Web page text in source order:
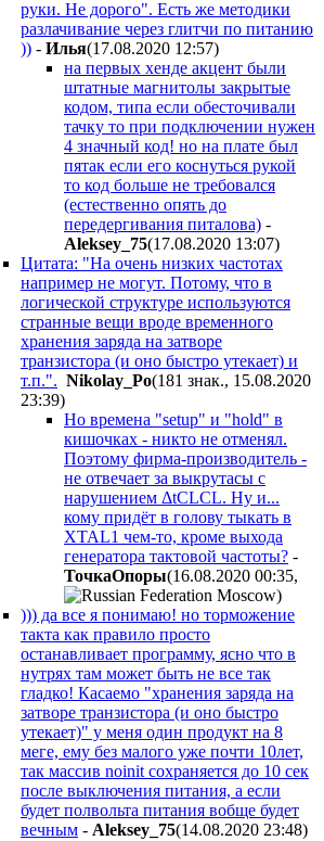
руки. Не дорого". Есть же методики
разлачивание через глитчи по питанию
)) - Илья(17.08.2020 12:57)
на первых хенде акцент были
штатные магнитолы закрытые
кодом, типа если обесточивали
тачку то при подключении нужен
4 значный код! но на плате был
пятак если его коснуться рукой
то код больше не требовался
(естественно опять до
передергивания питалова) -
Aleksey_75(17.08.2020 13:07)
Цитата: "На очень низких частотах
например не могут. Потому, что в
логической структуре используются
странные вещи вроде временного
хранения заряда на затворе
транзистора (и оно быстро утекает) и
т.п.". Nikolay_Po(181 знак., 15.08.2020
23:39)
Но времена "setup" и "hold" в
кишочках - никто не отменял.
Поэтому фирма-производитель -
не отвечает за выкрутасы с
нарушением ΔtCLCL. Ну и...
кому придёт в голову тыкать в
XTAL1 чем-то, кроме выхода
генератора тактовой частоты? -
ToчкaOпopы(16.08.2020 00:35,
)
))) да все я понимаю! но торможение
такта как правило просто
останавливает программу, ясно что в
нутрях там может быть не все так
гладко! Касаемо "хранения заряда на
затворе транзистора (и оно быстро
утекает)" у меня один продукт на 8
меге, ему без малого уже почти 10лет,
так массив noinit сохраняется до 10 сек
после выключения питания, а если
будет полвольта питания вобще будет
вечным - Aleksey_75(14.08.2020 23:48)